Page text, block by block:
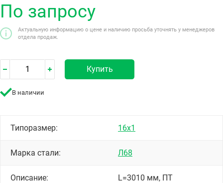
По запросу
Актуальную информацию о цене и наличию просьба уточнять у менеджеров
отдела продаж.
Купить
В наличии
Типоразмер: 16х1
Марка стали: Л68
Описание: L=3010 мм, ПТ